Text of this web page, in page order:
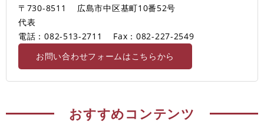
〒730-8511
広島市中区基町10番52号
代表
電話：082-513-2711
Fax：082-227‐2549
お問い合わせフォームはこちらから
おすすめコンテンツ